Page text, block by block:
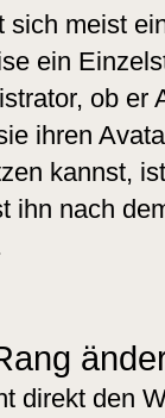
sich meist
ein
ob er
ihren
kannst,
ihn nach
direkt den